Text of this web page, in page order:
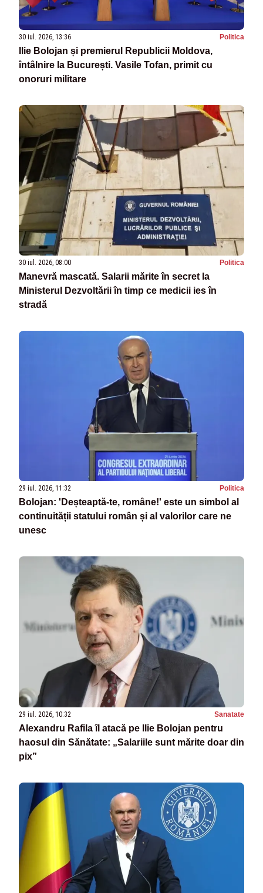
30 iul. 2026, 13:36 Politica
Ilie Bolojan și premierul Republicii Moldova,
întâlnire la București. Vasile Tofan, primit cu
onoruri militare
30 iul. 2026, 08:00 Politica
Manevră mascată. Salarii mărite în secret la
Ministerul Dezvoltării în timp ce medicii ies în
stradă
29 iul. 2026, 11:32 Politica
Bolojan: 'Deșteaptă-te, române!' este un simbol al
continuității statului român și al valorilor care ne
unesc
29 iul. 2026, 10:32 Sanatate
Alexandru Rafila îl atacă pe Ilie Bolojan pentru
haosul din Sănătate: „Salariile sunt mărite doar din
pix”